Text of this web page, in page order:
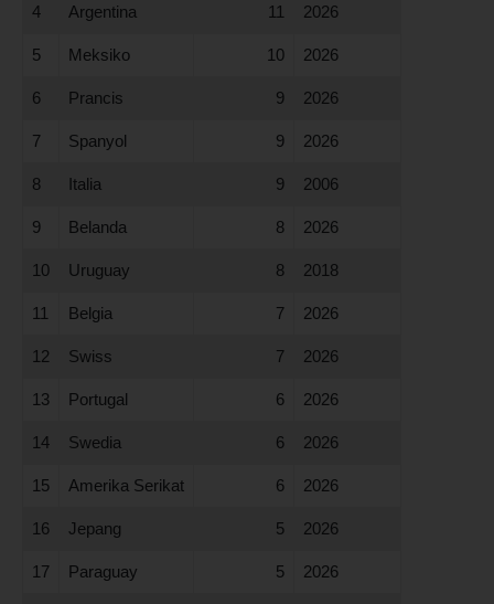
4 Argentina 11 2026
5 Meksiko 10 2026
6 Prancis 9 2026
7 Spanyol 9 2026
8 Italia 9 2006
9 Belanda 8 2026
10 Uruguay 8 2018
11 Belgia 7 2026
12 Swiss 7 2026
13 Portugal 6 2026
14 Swedia 6 2026
15 Amerika Serikat 6 2026
16 Jepang 5 2026
17 Paraguay 5 2026